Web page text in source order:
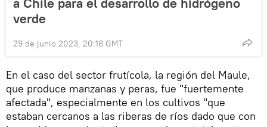
verde
29 de junio 2023, 20:18 GMT
En el caso del sector frutícola, la región del Maule,
que produce manzanas y peras, fue "fuertemente
afectada", especialmente en los cultivos "que
estaban cercanos a las riberas de ríos dado que con